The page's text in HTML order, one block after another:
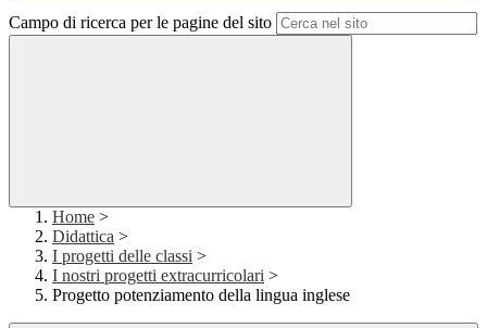
Campo di ricerca per le pagine del sito
Home >
Didattica >
I progetti delle classi >
I nostri progetti extracurricolari >
Progetto potenziamento della lingua inglese